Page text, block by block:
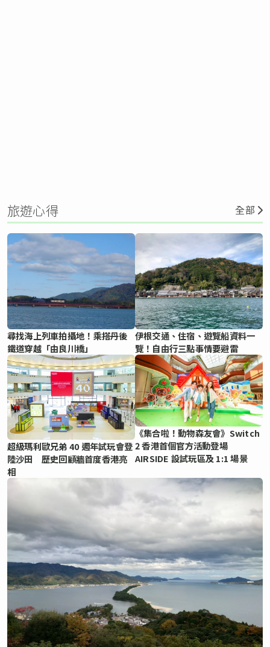
旅遊心得 全部
尋找海上列車拍攝地！乘搭丹後
鐵道穿越「由良川橋」
伊根交通、住宿、遊覽船資料一
覽！自由行三點事情要避雷
超級瑪利歐兄弟 40 週年試玩會登
陸沙田 歷史回顧牆首度香港亮
相
《集合啦！動物森友會》Switch
2 香港首個官方活動登場
AIRSIDE 設試玩區及 1:1 場景